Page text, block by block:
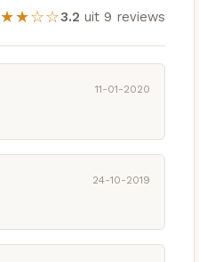
3.2 uit 9 reviews
11-01-2020
24-10-2019